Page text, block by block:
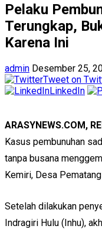
Pelaku
Terungkap,
Karena Ini
admin Desember 25,
Tweet on
LinkedIn
ARASYNEWS.COM,
Kasus pembunuhan
tanpa busana
Kemiri, Desa
Setelah dilakukan
Indragiri Hulu (Inhu),